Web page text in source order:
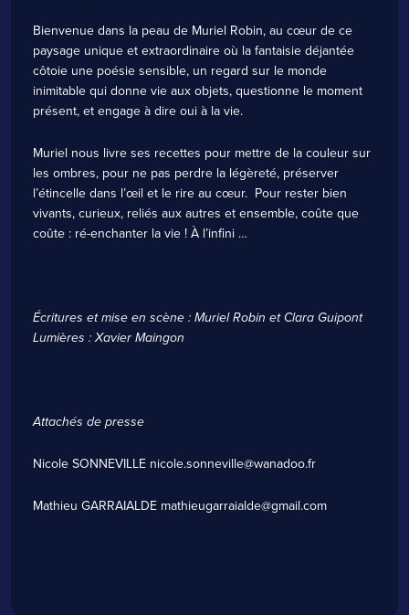
Bienvenue dans la peau de Muriel Robin, au cœur de ce
paysage unique et extraordinaire où la fantaisie déjantée
côtoie une poésie sensible, un regard sur le monde
inimitable qui donne vie aux objets, questionne le moment
présent, et engage à dire oui à la vie.
Muriel nous livre ses recettes pour mettre de la couleur sur
les ombres, pour ne pas perdre la légèreté, préserver
l’étincelle dans l’œil et le rire au cœur. Pour rester bien
vivants, curieux, reliés aux autres et ensemble, coûte que
coûte : ré-enchanter la vie ! À l’infini …
Écritures et mise en scène : Muriel Robin et Clara Guipont
Lumières : Xavier Maingon
Attachés de presse
Nicole SONNEVILLE nicole.sonneville@wanadoo.fr
Mathieu GARRAIALDE mathieugarraialde@gmail.com